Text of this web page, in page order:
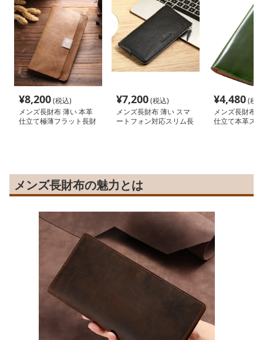
¥8,200(税込)
メンズ長財布 薄い 本革
仕立て極薄フラット長財
¥7,200(税込)
メンズ長財布 薄い スマ
ートフォン対応スリム長
¥4,480(税
メンズ長財布
仕立て本革ス
メンズ長財布の魅力とは